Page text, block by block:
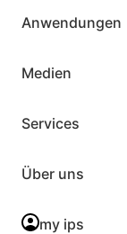
Anwendungen
Medien
Services
Über uns
my ips